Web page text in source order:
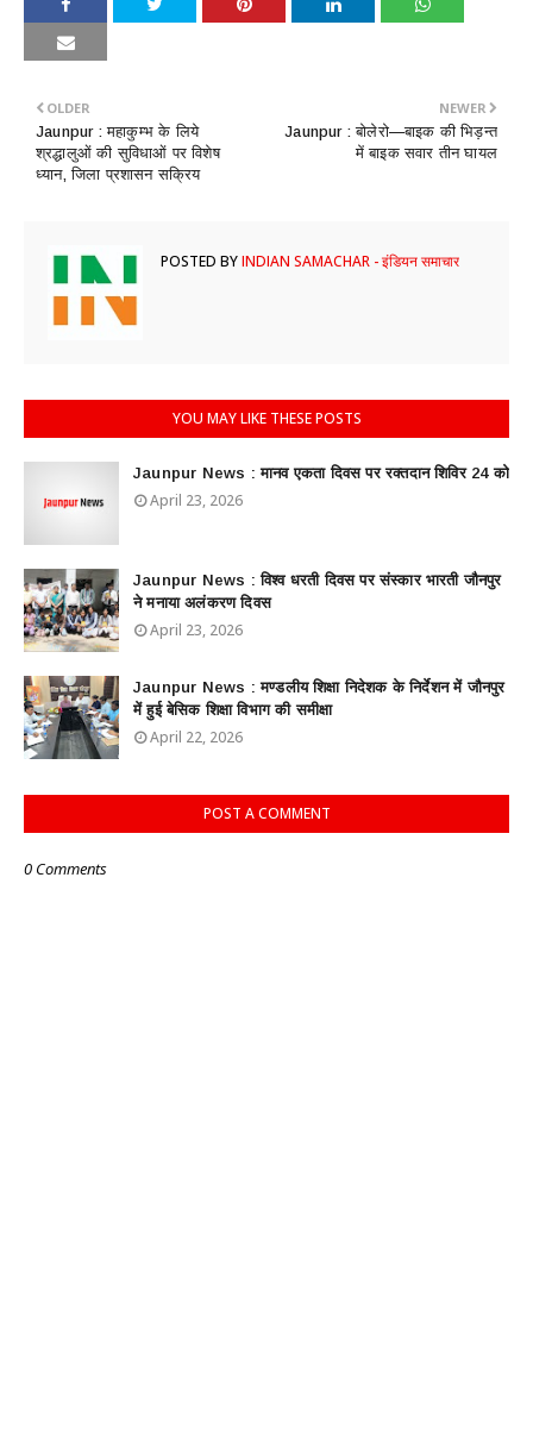
NEWER
Jaunpur : बोलेरो—बाइक की भिड़न्त
में बाइक सवार तीन घायल
OLDER
Jaunpur : ​महाकुम्भ के लिये
श्रद्धालुओं की सुविधाओं पर विशेष
ध्यान, जिला प्रशासन सक्रिय
POSTED BYINDIAN SAMACHAR - इंडियन समाचार
YOU MAY LIKE THESE POSTS
Jaunpur News : ​मानव एकता दिवस पर रक्तदान शिविर 24 को
April 23, 2026
Jaunpur News : विश्व धरती दिवस पर संस्कार भारती जौनपुर
ने मनाया अलंकरण दिवस
April 23, 2026
Jaunpur News : ​मण्डलीय शिक्षा निदेशक के निर्देशन में जौनपुर
में हुई बेसिक शिक्षा विभाग की समीक्षा
April 22, 2026
POST A COMMENT
0 Comments